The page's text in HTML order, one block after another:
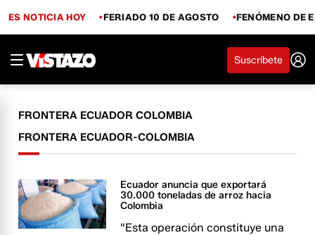
ES NOTICIA HOY FERIADO 10 DE AGOSTO FENÓMENO DE
Suscríbete
FRONTERA ECUADOR COLOMBIA
FRONTERA ECUADOR-COLOMBIA
Ecuador anuncia que exportará
30.000 toneladas de arroz hacia
Colombia
"Esta operación constituye una